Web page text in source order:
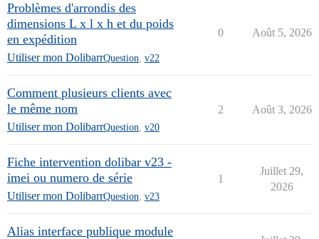
Problèmes d'arrondis des
dimensions L x l x h et du poids
en expédition
Utiliser mon DolibarrQuestion v22
0 Août 5, 2026
Comment plusieurs clients avec
le même nom
Utiliser mon DolibarrQuestion v20
2 Août 3, 2026
Fiche intervention dolibar v23 -
imei ou numero de série
Utiliser mon DolibarrQuestion v23
1
Juillet 29,
2026
Alias interface publique module